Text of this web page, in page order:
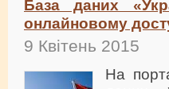
База даних
онлайновому
9 Квітень 2015
На